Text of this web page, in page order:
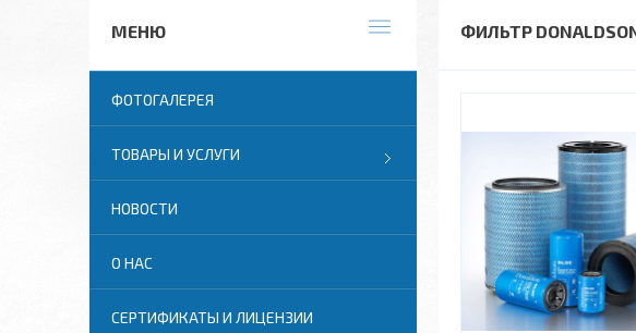
ФИЛЬТР
ФОТОГАЛЕРЕЯ
ТОВАРЫ И УСЛУГИ
НОВОСТИ
О НАС
СЕРТИФИКАТЫ И ЛИЦЕНЗИИ